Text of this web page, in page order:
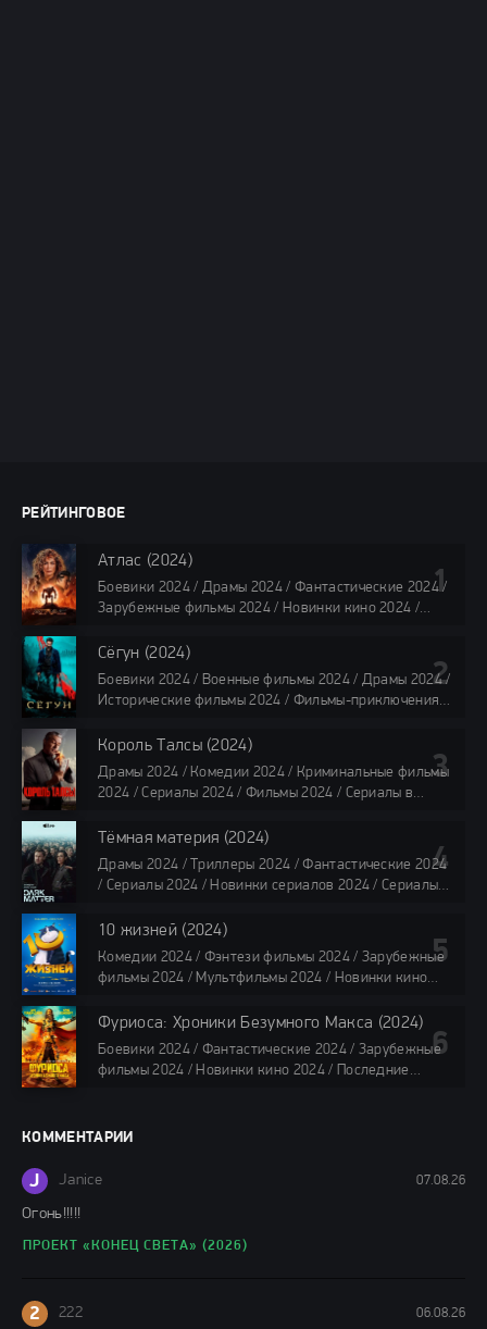
РЕЙТИНГОВОЕ
Атлас (2024)
Боевики 2024 / Драмы 2024 / Фантастические 2024 /
Зарубежные фильмы 2024 / Новинки кино 2024 /
Фильмы 4K / Фильмы 2024 / Популярные фильмы /
Смотреть фильмы онлайн
118 мин.
Сёгун (2024)
Боевики 2024 / Военные фильмы 2024 / Драмы 2024 /
Исторические фильмы 2024 / Фильмы-приключения
Сериалы 4K / Фильмы 2024 / Сериалы в озвучке
TVShows / Сериалы в озвучке LostFilm / Сериалы в
озвучке HDrezka Studio / Смотреть фильмы онлайн
все серии по 45 минут
Король Талсы (2024)
Драмы 2024 / Комедии 2024 / Криминальные фильмы
2024 / Сериалы 2024 / Фильмы 2024 / Сериалы в
Сериалы в озвучке HDrezka Studio / Смотреть фильмы
онлайн
40 мин
Тёмная материя (2024)
Драмы 2024 / Триллеры 2024 / Фантастические 2024
/ Сериалы 2024 / Новинки сериалов 2024 / Сериалы
Сериалы в озвучке LostFilm / Сериалы в озвучке
HDrezka Studio / Смотреть фильмы онлайн
все серии по 45 мин.
10 жизней (2024)
Комедии 2024 / Фэнтези фильмы 2024 / Зарубежные
фильмы 2024 / Мультфильмы 2024 / Новинки кино
/ Фильмы 2024 / Популярные фильмы / Смотреть
фильмы онлайн
88 мин.
Фуриоса: Хроники Безумного Макса (2024)
Боевики 2024 / Фантастические 2024 / Зарубежные
фильмы 2024 / Новинки кино 2024 / Последние
фильмы онлайн
КОММЕНТАРИИ
J Janice 07.08.26
Огонь!!!!!
ПРОЕКТ «КОНЕЦ СВЕТА» (2026)
2 222 06.08.26